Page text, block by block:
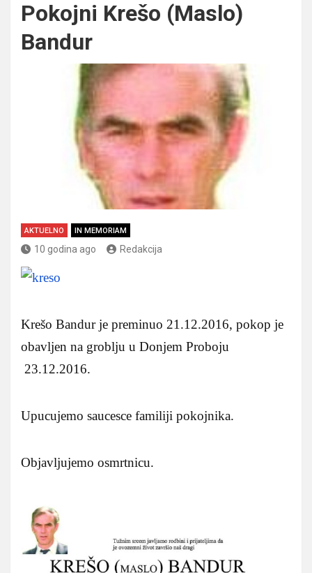
Pokojni Krešo (Maslo)
Bandur
AKTUELNO IN MEMORIAM
10 godina ago Redakcija
Krešo Bandur je preminuo 21.12.2016, pokop je
obavljen na groblju u Donjem Proboju
23.12.2016.
Upucujemo saucesce familiji pokojnika.
Objavljujemo osmrtnicu.